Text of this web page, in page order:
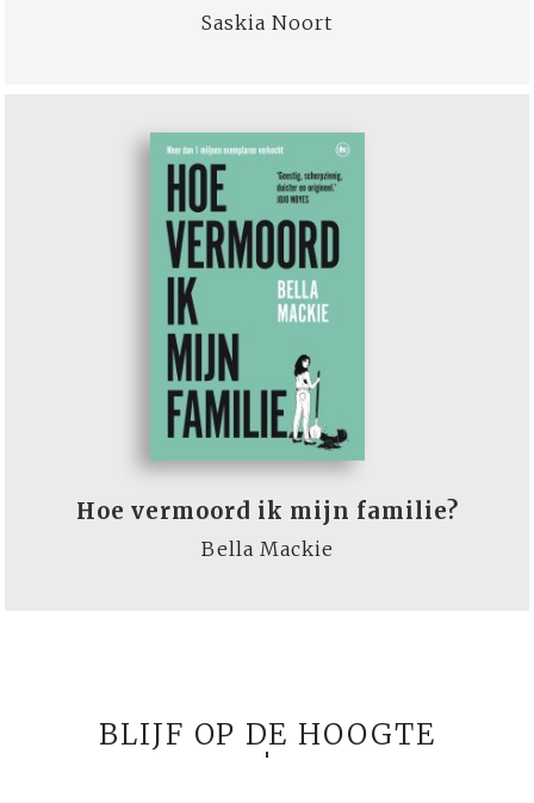
Saskia Noort
Hoe vermoord ik mijn familie?
Bella Mackie
BLIJF OP DE HOOGTE